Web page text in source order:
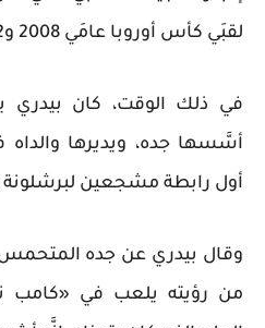
لقبَي كأس أوروبا عامَي 2008 و2012.
في ذلك الوقت، كان بيدري
أسَّسها جده، ويديرها والداه
أول رابطة مشجعين لبرشلونة
وقال بيدري عن جده المتحمس
من رؤيته يلعب في «كامب